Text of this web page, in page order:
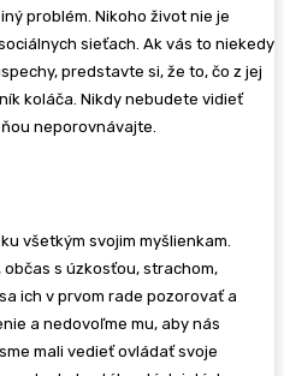
problém. Nikoho život nie je
sieťach. Ak vás to niekedy
predstavte si, že to, čo z jej
koláča. Nikdy nebudete vidieť
neporovnávajte.
všetkým svojim myšlienkam.
s úzkosťou, strachom,
ich v prvom rade pozorovať a
a nedovoľme mu, aby nás
mali vedieť ovládať svoje